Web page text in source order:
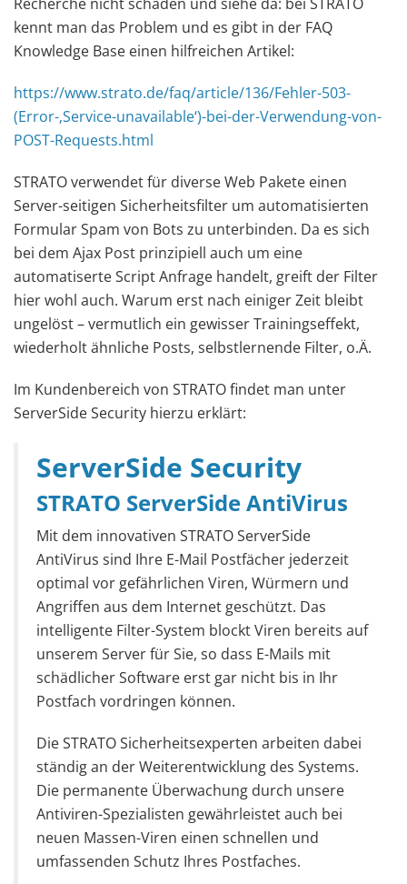
kennt man das Problem und es gibt in der FAQ
Knowledge Base einen hilfreichen Artikel:
https://www.strato.de/faq/article/136/Fehler-503-
(Error-‚Service-unavailable‘)-bei-der-Verwendung-von-
POST-Requests.html
STRATO verwendet für diverse Web Pakete einen
Server-seitigen Sicherheitsfilter um automatisierten
Formular Spam von Bots zu unterbinden. Da es sich
bei dem Ajax Post prinzipiell auch um eine
automatiserte Script Anfrage handelt, greift der Filter
hier wohl auch. Warum erst nach einiger Zeit bleibt
ungelöst – vermutlich ein gewisser Trainingseffekt,
wiederholt ähnliche Posts, selbstlernende Filter, o.Ä.
Im Kundenbereich von STRATO findet man unter
ServerSide Security hierzu erklärt:
ServerSide Security
STRATO ServerSide AntiVirus
Mit dem innovativen STRATO ServerSide
AntiVirus sind Ihre E-Mail Postfächer jederzeit
optimal vor gefährlichen Viren, Würmern und
Angriffen aus dem Internet geschützt. Das
intelligente Filter-System blockt Viren bereits auf
unserem Server für Sie, so dass E-Mails mit
schädlicher Software erst gar nicht bis in Ihr
Postfach vordringen können.
Die STRATO Sicherheitsexperten arbeiten dabei
ständig an der Weiterentwicklung des Systems.
Die permanente Überwachung durch unsere
Antiviren-Spezialisten gewährleistet auch bei
neuen Massen-Viren einen schnellen und
umfassenden Schutz Ihres Postfaches.